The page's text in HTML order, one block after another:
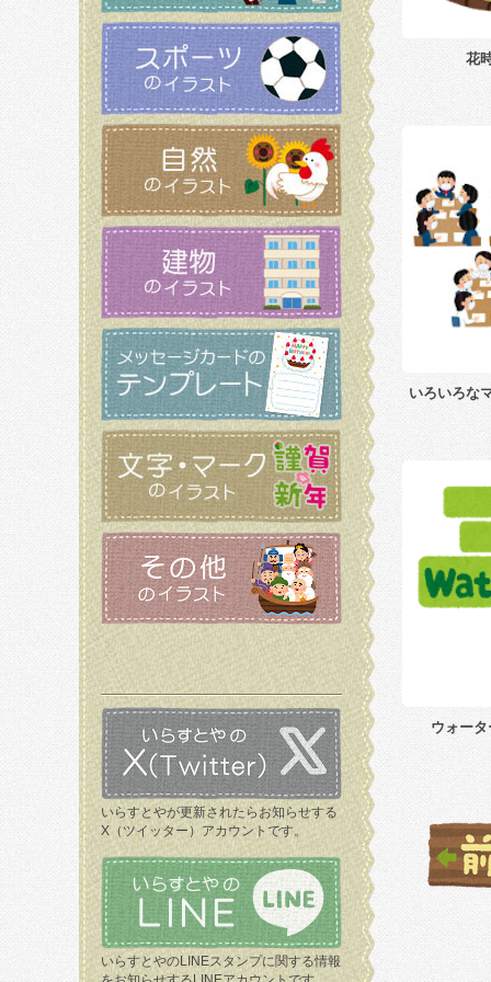
いらすとやが更新されたらお知らせする
X（ツイッター）アカウントです。
いらすとやのLINEスタンプに関する情報
花
いろいろな
ウォー